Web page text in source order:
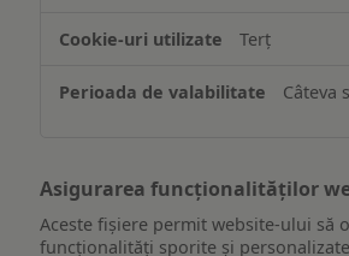
pe
dispozitiv
Terț
Câteva
Asigurarea funcționalităților
Aceste fișiere permit website-ului să
funcționalități sporite și